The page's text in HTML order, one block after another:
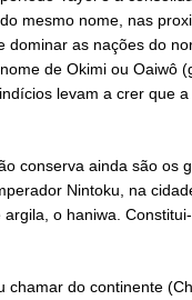
mesmo nome, nas
dominar as nações do
de Okimi ou Oaiwô
levam a crer que
conserva ainda são os
Nintoku, na
o haniwa.
chamar do continente